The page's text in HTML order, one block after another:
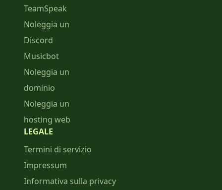
TeamSpeak
Noleggia un
Discord
Musicbot
Noleggia un
dominio
Noleggia un
hosting web
LEGALE
Termini di servizio
Impressum
Informativa sulla privacy